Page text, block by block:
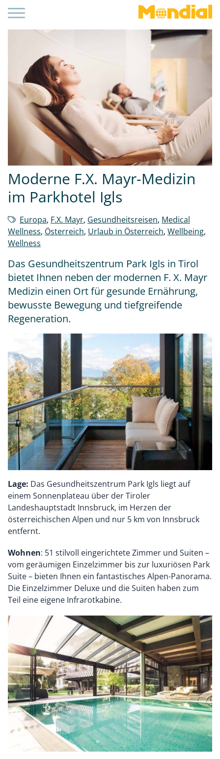
Moderne F.X. Mayr-Medizin
im Parkhotel Igls
Europa, F.X. Mayr, Gesundheitsreisen, Medical
Wellness, Österreich, Urlaub in Österreich, Wellbeing,
Wellness
Das Gesundheitszentrum Park Igls in Tirol
bietet Ihnen neben der modernen F. X. Mayr
Medizin einen Ort für gesunde Ernährung,
bewusste Bewegung und tiefgreifende
Regeneration.
Lage: Das Gesundheitszentrum Park Igls liegt auf
einem Sonnenplateau über der Tiroler
Landeshauptstadt Innsbruck, im Herzen der
österreichischen Alpen und nur 5 km von Innsbruck
entfernt.
Wohnen: 51 stilvoll eingerichtete Zimmer und Suiten –
vom geräumigen Einzelzimmer bis zur luxuriösen Park
Suite – bieten Ihnen ein fantastisches Alpen-Panorama.
Die Einzelzimmer Deluxe und die Suiten haben zum
Teil eine eigene Infrarotkabine.